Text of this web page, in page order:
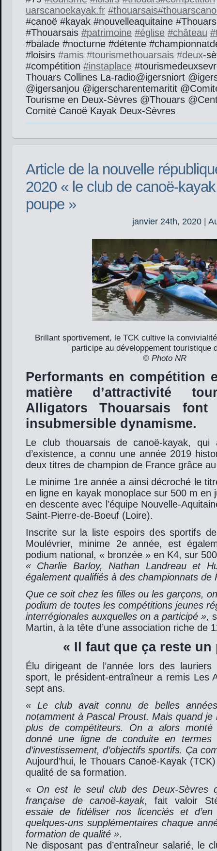
uarscanoekayak.fr #thouarsais#
#canoë #kayak #nouvelleaquitaine #Thouars
#Thouarsais #patrimoine #église #château #
#balade #nocturne #détente
#loisirs #amis #tourismethouarsais #deux-
#compétition #instaplace
Thouars Collines La-radio@igersniort
@igersanjou @igerscharentemaritit
Tourisme en Deux-Sèvres @Thouars
Comité Canoë Kayak Deux-Sèvres
Article de la nouvelle
2020 « le club de canoë-
poupe »
janvier 24th, 2020 |
Brillant sportivement, le TCK cultive la convivialité
participe au développement touristique
© Photo NR
Performants en compétition
matière d’attractivité
Alligators Thouarsais font
insubmersible dynamisme.
Le club thouarsais de canoë-kayak,
d’existence, a connu une année 2019
deux titres de champion de France grâce
Le minime 1re année a ainsi décroché le
en ligne en kayak monoplace sur 500 m en
en descente avec l’équipe Nouvelle-
Saint-Pierre-de-Boeuf (Loire).
Inscrite sur la liste espoirs des sportifs
Moulévrier, minime 2e année, est
podium national, « bronzée » en K4, sur
« Charlie Barloy, Nathan Landreau et
également qualifiés à des championnats de
Que ce soit chez les filles ou les garçons,
podium de toutes les compétitions jeunes
interrégionales auxquelles on a participé »,
Martin, à la tête d’une association riche de
« Il faut que ça reste un
Élu dirigeant de l’année lors des lauriers
sport, le président-entraîneur a remis Les
sept ans.
« Le club avait connu de belles
notamment à Pascal Proust. Mais quand je
plus de compétiteurs. On a alors monté
donné une ligne de conduite en termes
d’investissement, d’objectifs sportifs. Ça
Aujourd’hui, le Thouars Canoë-Kayak
qualité de sa formation.
« On est le seul club des Deux-Sèvres
française de canoë-kayak, fait valoir
essaie de fidéliser nos licenciés et d’en
quelques-uns supplémentaires chaque
formation de qualité ».
Ne disposant pas d’entraîneur salarié, le